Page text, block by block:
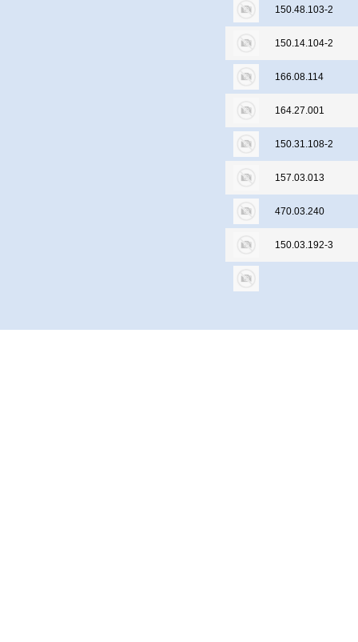
150.48.103-2
150.14.104-2
166.08.114
164.27.001
150.31.108-2
157.03.013
470.03.240
150.03.192-3